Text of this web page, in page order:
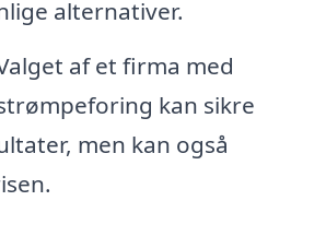
alternativer.
af et firma med
kan sikre
men kan også